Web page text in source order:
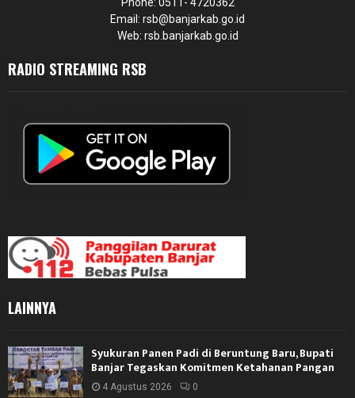
Phone: 0511- 4720362
Email: rsb@banjarkab.go.id
Web: rsb.banjarkab.go.id
RADIO STREAMING RSB
LAINNYA
Syukuran Panen Padi di Beruntung Baru, Bupati
Banjar Tegaskan Komitmen Ketahanan Pangan
4 Agustus 2026 0